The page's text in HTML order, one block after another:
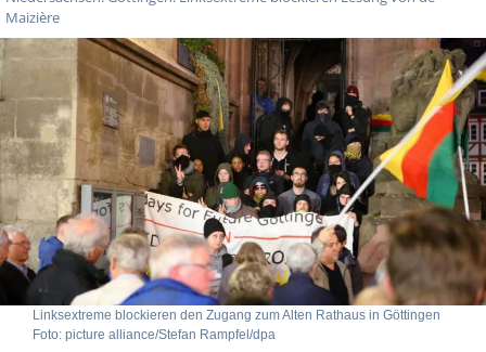
Maizière
Linksextreme blockieren den Zugang zum Alten Rathaus in Göttingen
Foto: picture alliance/Stefan Rampfel/dpa